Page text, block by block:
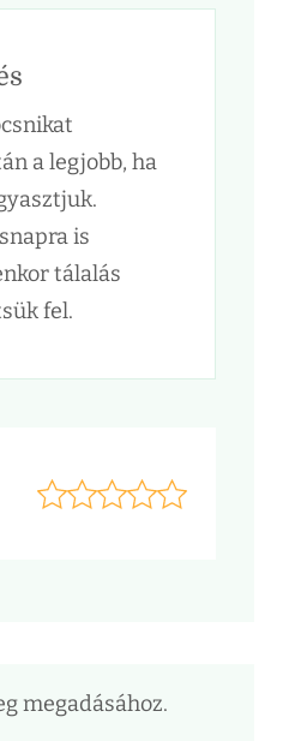
a legjobb, ha
is
tálalás
fel.
megadásához.